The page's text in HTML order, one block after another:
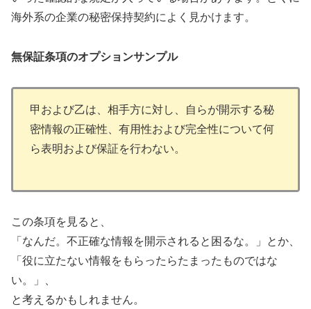
海外系の企業の秘密保持契約によく見かけます。
無保証条項のオプションサンプル
甲および乙は、相手方に対し、自らが開示する秘
密情報の正確性、有用性および完全性について何
ら表明および保証を行わない。
この条項を見ると、
「なんだ。不正確な情報を開示されると困るな。」とか、
「役に立たない情報をもらったらたまったものではな
い。」、
と考えるかもしれません。